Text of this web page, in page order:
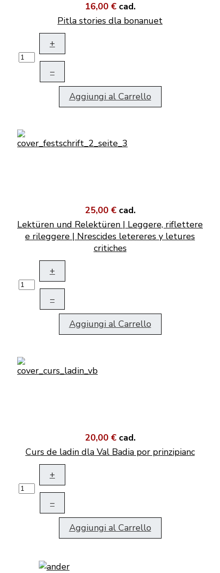
16,00 € cad.
Pitla stories dla bonanuet
+
–
Aggiungi al Carrello
25,00 € cad.
Lektüren und Relektüren | Leggere, riflettere
e rileggere | Nrescides letereres y letures
critiches
+
–
Aggiungi al Carrello
20,00 € cad.
Curs de ladin dla Val Badia por prinzipianc
+
–
Aggiungi al Carrello